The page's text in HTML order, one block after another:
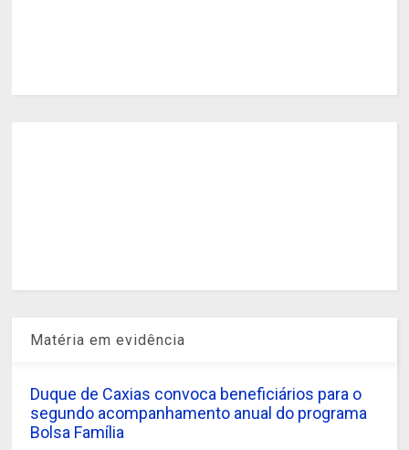
Matéria em evidência
Duque de Caxias convoca beneficiários para o
segundo acompanhamento anual do programa
Bolsa Família